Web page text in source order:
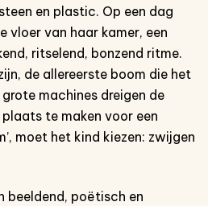
en plastic. Op een dag
vloer van haar kamer, een
ritselend, bonzend ritme.
de allereerste boom die het
machines dreigen de
te maken voor een
moet het kind kiezen: zwijgen
beeldend, poëtisch en